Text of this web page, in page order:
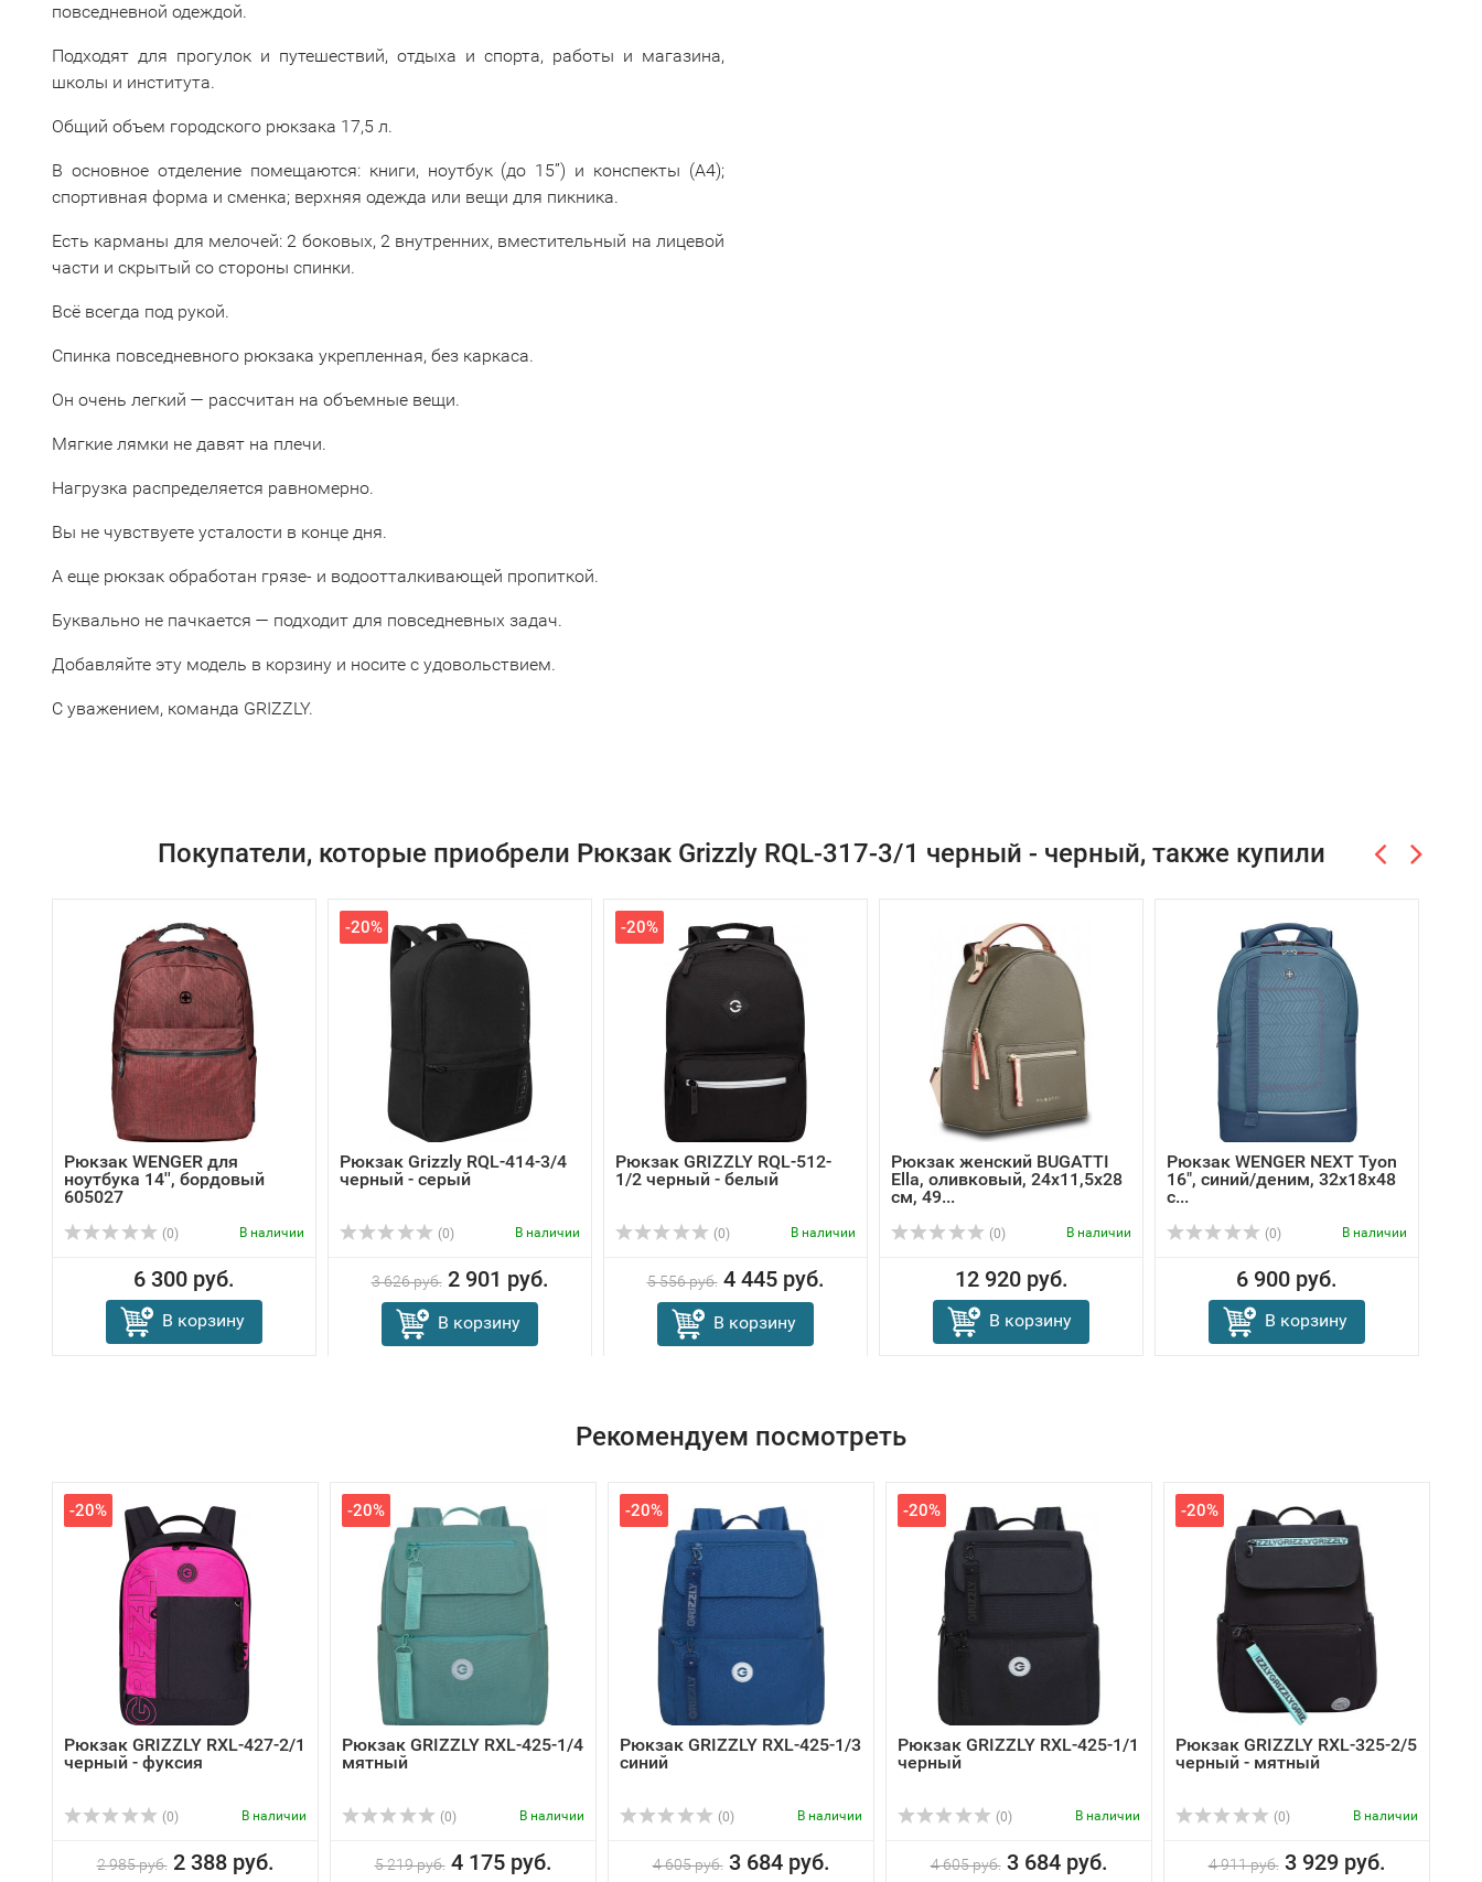
повседневной одеждой.
Подходят для прогулок и путешествий, отдыха и спорта, работы и магазина,
школы и института.
Общий объем городского рюкзака 17,5 л.
В основное отделение помещаются: книги, ноутбук (до 15”) и конспекты (А4);
спортивная форма и сменка; верхняя одежда или вещи для пикника.
Есть карманы для мелочей: 2 боковых, 2 внутренних, вместительный на лицевой
части и скрытый со стороны спинки.
Всё всегда под рукой.
Спинка повседневного рюкзака укрепленная, без каркаса.
Он очень легкий — рассчитан на объемные вещи.
Мягкие лямки не давят на плечи.
Нагрузка распределяется равномерно.
Вы не чувствуете усталости в конце дня.
А еще рюкзак обработан грязе- и водоотталкивающей пропиткой.
Буквально не пачкается — подходит для повседневных задач.
Добавляйте эту модель в корзину и носите с удовольствием.
С уважением, команда GRIZZLY.
Покупатели, которые приобрели Рюкзак Grizzly RQL-317-3/1 черный - черный, также купили
Рюкзак WENGER для
ноутбука 14'', бордовый
605027
(0) В наличии
6 300 руб.
В корзину
-20%
Рюкзак Grizzly RQL-414-3/4
черный - серый
(0) В наличии
3 626 руб. 2 901 руб.
В корзину
-20%
Рюкзак GRIZZLY RQL-512-
1/2 черный - белый
(0) В наличии
5 556 руб. 4 445 руб.
В корзину
Рюкзак женский BUGATTI
Ella, оливковый, 24х11,5х28
см, 49...
(0) В наличии
12 920 руб.
В корзину
Рюкзак WENGER NEXT Tyon
16", синий/деним, 32х18х48
с...
(0) В наличии
6 900 руб.
В корзину
Рекомендуем посмотреть
-20%
Рюкзак GRIZZLY RXL-427-2/1
черный - фуксия
(0) В наличии
2 985 руб. 2 388 руб.
-20%
Рюкзак GRIZZLY RXL-425-1/4
мятный
(0) В наличии
5 219 руб. 4 175 руб.
-20%
Рюкзак GRIZZLY RXL-425-1/3
синий
(0) В наличии
4 605 руб. 3 684 руб.
-20%
Рюкзак GRIZZLY RXL-425-1/1
черный
(0) В наличии
4 605 руб. 3 684 руб.
-20%
Рюкзак GRIZZLY RXL-325-2/5
черный - мятный
(0) В наличии
4 911 руб. 3 929 руб.